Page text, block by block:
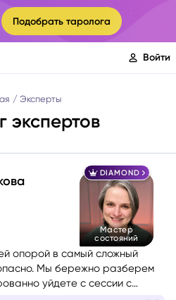
Подобрать таролога
Войти
Эксперты
экспертов
DIAMOND
Мастер
состояний
опорой в самый сложный
Мы бережно разберем
уйдете с сессии с